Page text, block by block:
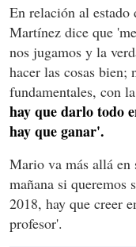
En relación al estado
Martínez dice que
nos jugamos y la
hacer las cosas bien;
fundamentales, con
hay que darlo todo
hay que ganar'.
Mario va más allá en
mañana si queremos
2018, hay que creer
profesor'.